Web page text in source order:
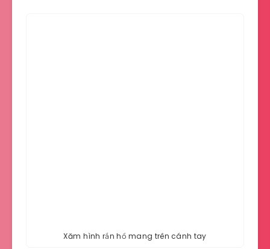
Xăm hình rắn hổ mang trên cánh tay